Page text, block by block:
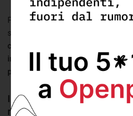
Per comprendere ancora meglio il
sulla vita delle donne, in particolare
considerare un altro dato
inattive per responsabilità familiari
popolazione femminile
, non solo
Il 15,6% delle donne in Italia
responsabilità di cura